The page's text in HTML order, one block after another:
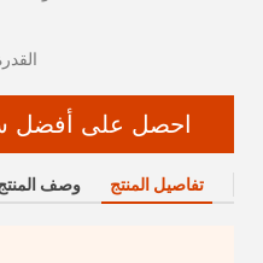
القدرة
احصل على أفضل
تفاصيل المنتج وصف